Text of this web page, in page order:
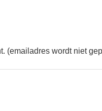
(emailadres wordt niet